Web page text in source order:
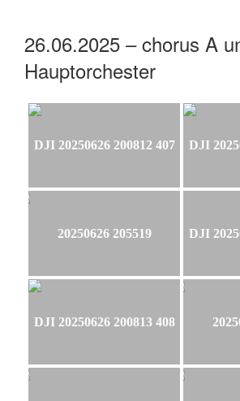
26.06.2025 – chorus A
Hauptorchester
DJI 20250626 200812 407 DJI
20250626 205519 DJI
DJI 20250626 200813 408